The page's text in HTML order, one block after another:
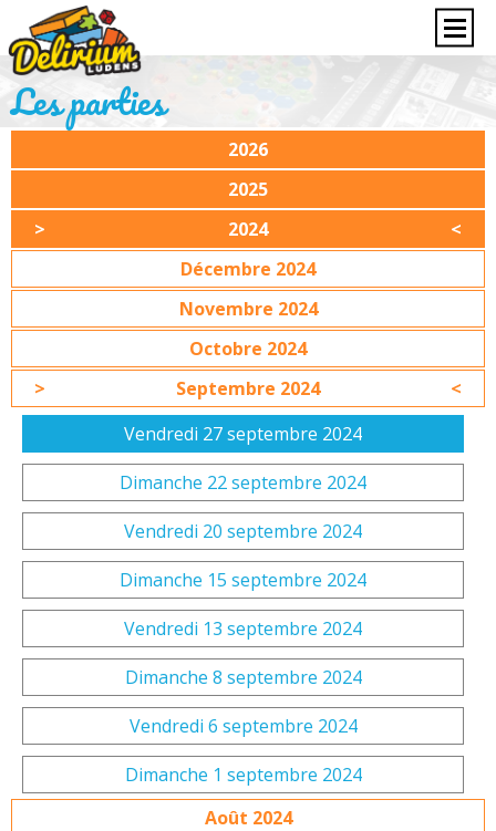
Les parties
2026
2025
2024
Décembre 2024
Novembre 2024
Octobre 2024
Septembre 2024
Vendredi 27 septembre 2024
Dimanche 22 septembre 2024
Vendredi 20 septembre 2024
Dimanche 15 septembre 2024
Vendredi 13 septembre 2024
Dimanche 8 septembre 2024
Vendredi 6 septembre 2024
Dimanche 1 septembre 2024
Août 2024